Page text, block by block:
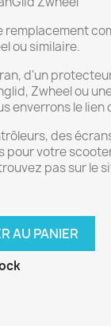
remplacement
ou similaire.
d'un
Zwheel ou
enverrons le lien
des
pour votre
pas sur le
AU PANIER